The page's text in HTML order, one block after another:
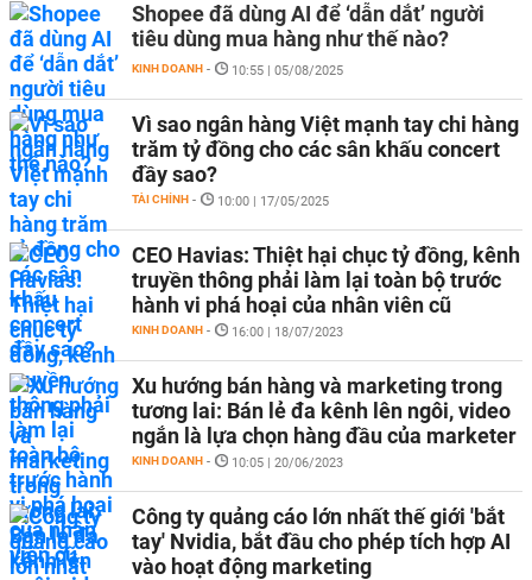
Shopee đã dùng AI để ‘dẫn dắt’ người
tiêu dùng mua hàng như thế nào?
KINH DOANH - 10:55 | 05/08/2025
Vì sao ngân hàng Việt mạnh tay chi hàng
trăm tỷ đồng cho các sân khấu concert
đầy sao?
TÀI CHÍNH - 10:00 | 17/05/2025
CEO Havias: Thiệt hại chục tỷ đồng, kênh
truyền thông phải làm lại toàn bộ trước
hành vi phá hoại của nhân viên cũ
KINH DOANH - 16:00 | 18/07/2023
Xu hướng bán hàng và marketing trong
tương lai: Bán lẻ đa kênh lên ngôi, video
ngắn là lựa chọn hàng đầu của marketer
KINH DOANH - 10:05 | 20/06/2023
Công ty quảng cáo lớn nhất thế giới 'bắt
tay' Nvidia, bắt đầu cho phép tích hợp AI
vào hoạt động marketing